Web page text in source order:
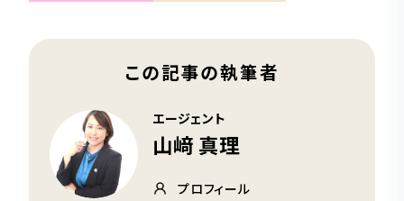
この記事の執筆者
エージェント
山﨑 真理
プロフィール